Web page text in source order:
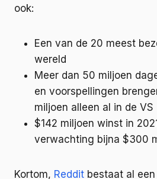
ook:
Een van de 20 meest
wereld
Meer dan 50 miljoen
en voorspellingen
miljoen alleen al in de VS
$142 miljoen winst in
verwachting bijna $300
Kortom, Reddit bestaat al